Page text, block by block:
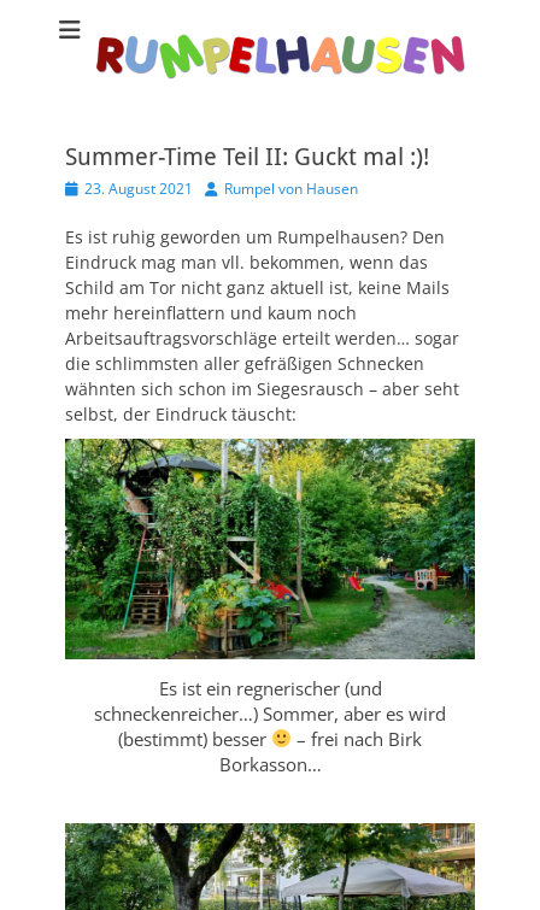
Summer-Time Teil II: Guckt mal :)!
Veröffentlicht
23. August 2021 AutorRumpel von Hausen
Es ist ruhig geworden um Rumpelhausen? Den
Eindruck mag man vll. bekommen, wenn das
Schild am Tor nicht ganz aktuell ist, keine Mails
mehr hereinflattern und kaum noch
Arbeitsauftragsvorschläge erteilt werden… sogar
die schlimmsten aller gefräßigen Schnecken
wähnten sich schon im Siegesrausch – aber seht
selbst, der Eindruck täuscht:
Es ist ein regnerischer (und
schneckenreicher…) Sommer, aber es wird
(bestimmt) besser
– frei nach Birk
Borkasson…